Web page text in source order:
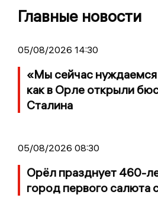
Главные новости
05/08/2026 14:30
«Мы сейчас нуждаемся
как в Орле открыли
Сталина
05/08/2026 08:30
Орёл празднует 460-
город первого салюта